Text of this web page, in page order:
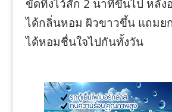
ขัดทิ้งไว้สัก 2 นาทีขึ้นไป หลัง
ได้กลิ่นหอม ผิวขาวขึ้น แถม
ได้หอมชื่นใจไปกันทั้งวัน